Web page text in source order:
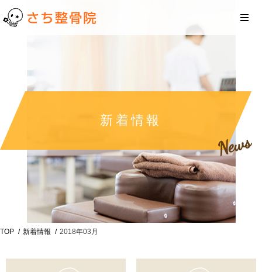
新着情報
News
TOP 新着情報 2018年03月